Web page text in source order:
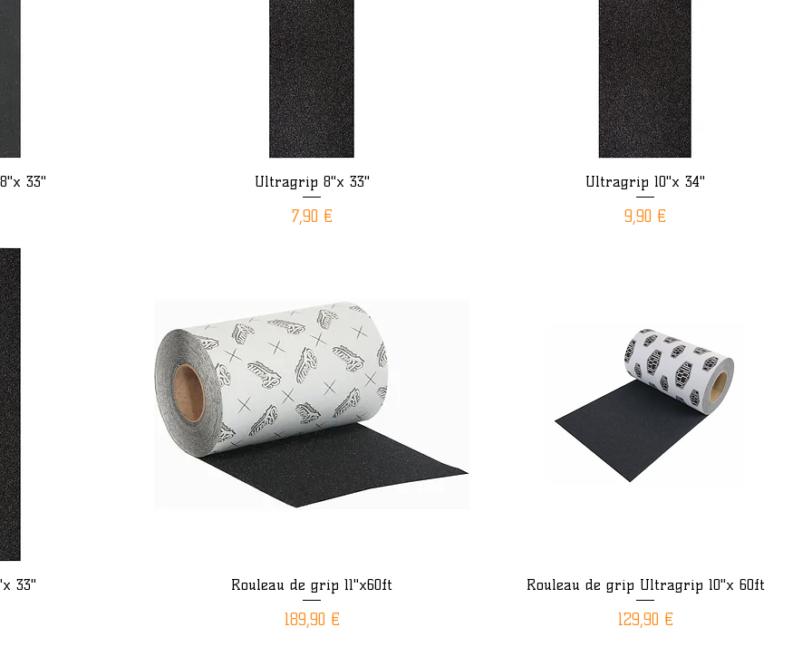
33" Aperçu rapide
Ultragrip 8"x 33"
Prix
7,90 €
Aperçu rapide
Ultragrip 10"x 34"
Prix
9,90 €
33" Aperçu rapide
Rouleau de grip 11"x60ft
Prix
189,90 €
Aperçu rapide
Rouleau de grip Ultragrip 10"x 60ft
Prix
129,90 €